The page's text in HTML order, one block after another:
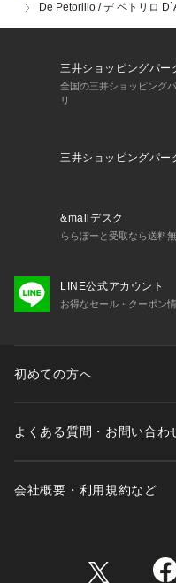
De Petorillo / デ ペトリロ
三井ショッピングパー
全国の三井ショッピング
リ
三井ショッピングパー
&mallデスク
ららぽーと受取なら送料
LINE公式アカウント
お得なセール・クーポン
初めての方へ
よくある質問・お問い合わ
会社概要・利用規約など